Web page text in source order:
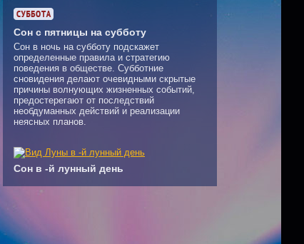
Сон с пятницы на субботу
Сон в ночь на субботу подскажет
определенные правила и стратегию
поведения в обществе. Субботние
сновидения делают очевидными скрытые
причины волнующих жизненных событий,
предостерегают от последствий
необдуманных действий и реализации
неясных планов.
Сон в -й лунный день